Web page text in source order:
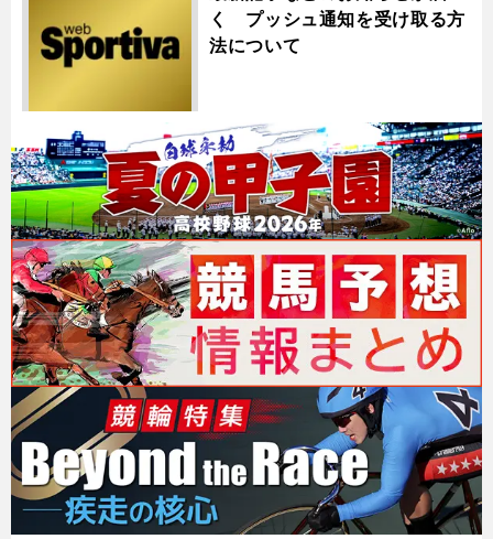
く プッシュ通知を受け取る方
法について